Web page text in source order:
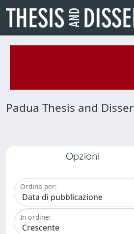
Padua Thesis and
Opzioni
Ordina per:
In ordine: